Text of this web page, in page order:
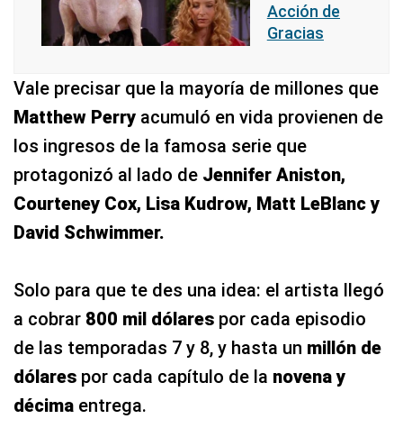
Acción de
Gracias
Vale precisar que la mayoría de millones que
Matthew Perry acumuló en vida provienen de
los ingresos de la famosa serie que
protagonizó al lado de Jennifer Aniston,
Courteney Cox, Lisa Kudrow, Matt LeBlanc y
David Schwimmer.
Solo para que te des una idea: el artista llegó
a cobrar 800 mil dólares por cada episodio
de las temporadas 7 y 8, y hasta un millón de
dólares por cada capítulo de la novena y
décima entrega.